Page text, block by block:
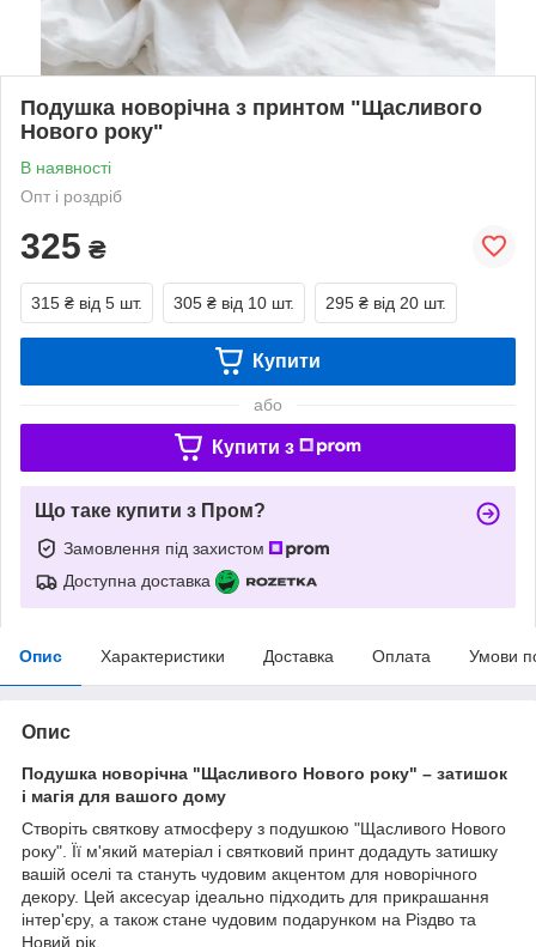
Подушка новорічна з принтом "Щасливого
Нового року"
В наявності
Опт і роздріб
325 ₴
315 ₴ від 5 шт. 305 ₴ від 10 шт. 295 ₴ від 20 шт.
Купити
або
Купити з
Що таке купити з Пром?
Замовлення під захистом
Доступна доставка
Опис Характеристики Доставка Оплата Умови
Опис
Подушка новорічна "Щасливого Нового року" – затишок
і магія для вашого дому
Створіть святкову атмосферу з подушкою "Щасливого Нового
року". Її м'який матеріал і святковий принт додадуть затишку
вашій оселі та стануть чудовим акцентом для новорічного
декору. Цей аксесуар ідеально підходить для прикрашання
інтер'єру, а також стане чудовим подарунком на Різдво та
Новий рік.